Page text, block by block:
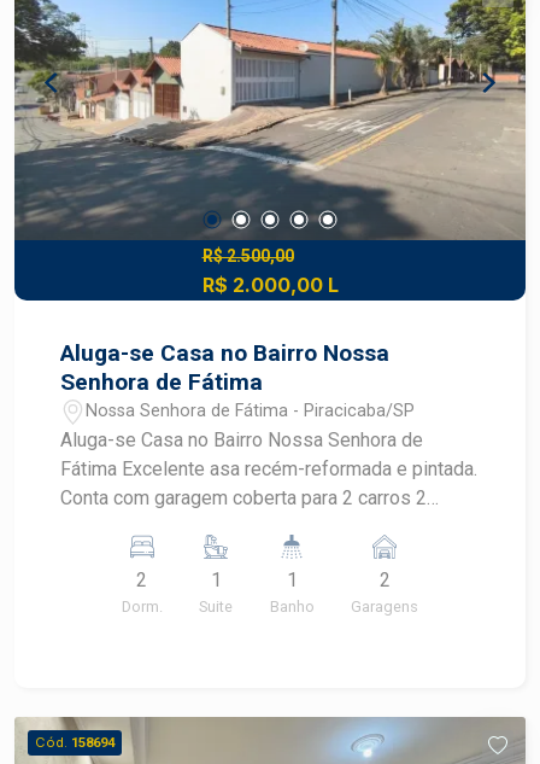
imobiliário de Piracicaba. Agende sua visita.
R$ 2.500,00
R$ 2.000,00 L
Aluga-se Casa no Bairro Nossa
Senhora de Fátima
Nossa Senhora de Fátima - Piracicaba/SP
Aluga-se Casa no Bairro Nossa Senhora de
Fátima Excelente asa recém-reformada e pintada.
Conta com garagem coberta para 2 carros 2
ventilador. Lavanderia coberta
2
Dorm.
1
Suite
1
Banho
2
Garagens
Cód. 158694